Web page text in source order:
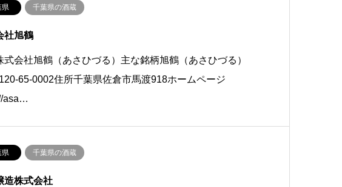
県 千葉県の酒蔵
社旭鶴
式会社旭鶴（あさひづる）主な銘柄旭鶴（あさひづる）
65-0002住所千葉県佐倉市馬渡918ホームページ
asa…
県 千葉県の酒蔵
造株式会社